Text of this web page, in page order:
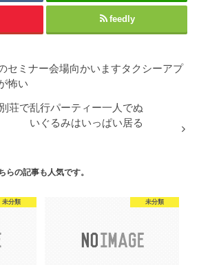
feedly
セミナー会場向かいますタクシーアプ
怖い
荘で乱行パーティー一人でぬ
いぐるみはいっぱい居る
らの記事も人気です。
未分類 未分類